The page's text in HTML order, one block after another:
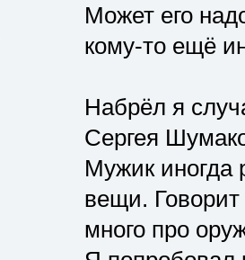
Может его
кому-то ещё
Набрёл я
Сергея
Мужик иногда
вещи.
много про